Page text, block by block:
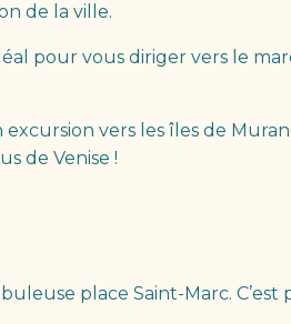
de la ville.
pour vous diriger vers le
vers les îles de
de Venise !
place Saint-Marc.